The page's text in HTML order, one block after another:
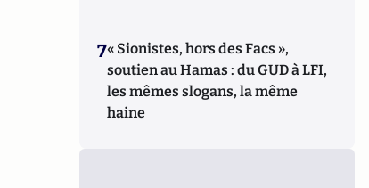
7« Sionistes, hors des Facs »,
soutien au Hamas : du GUD à LFI,
les mêmes slogans, la même
haine